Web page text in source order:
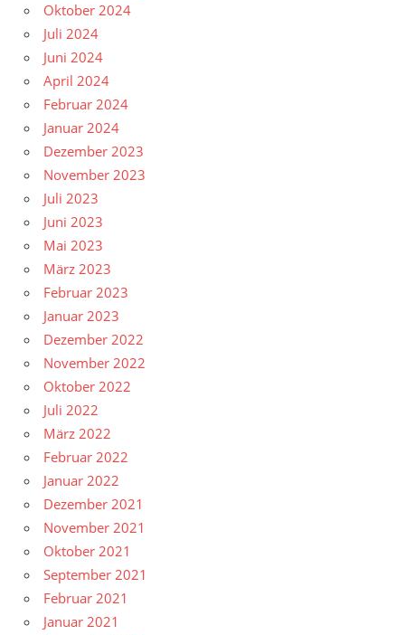
Oktober 2024
Juli 2024
Juni 2024
April 2024
Februar 2024
Januar 2024
Dezember 2023
November 2023
Juli 2023
Juni 2023
Mai 2023
März 2023
Februar 2023
Januar 2023
Dezember 2022
November 2022
Oktober 2022
Juli 2022
März 2022
Februar 2022
Januar 2022
Dezember 2021
November 2021
Oktober 2021
September 2021
Februar 2021
Januar 2021